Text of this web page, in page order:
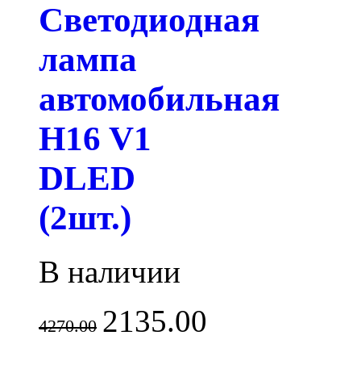
Светодиодная
лампа
автомобильная
H16 V1
DLED
(2шт.)
В наличии
4270.00 2135.00